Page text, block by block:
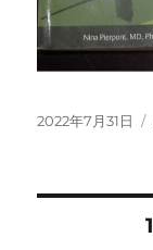
投
2022年7月31日
固定ページ1